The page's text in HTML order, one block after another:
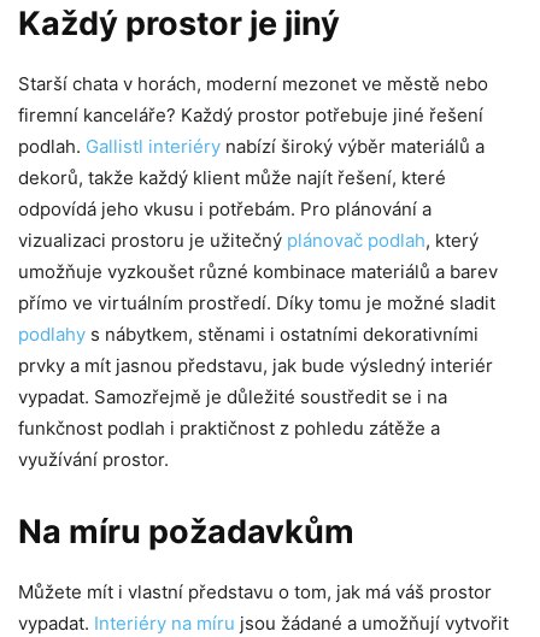
Každý prostor je jiný
Starší chata v horách, moderní mezonet ve městě nebo
firemní kanceláře? Každý prostor potřebuje jiné řešení
podlah. Gallistl interiéry nabízí široký výběr materiálů a
dekorů, takže každý klient může najít řešení, které
odpovídá jeho vkusu i potřebám. Pro plánování a
vizualizaci prostoru je užitečný plánovač podlah, který
umožňuje vyzkoušet různé kombinace materiálů a barev
přímo ve virtuálním prostředí. Díky tomu je možné sladit
podlahy s nábytkem, stěnami i ostatními dekorativními
prvky a mít jasnou představu, jak bude výsledný interiér
vypadat. Samozřejmě je důležité soustředit se i na
funkčnost podlah i praktičnost z pohledu zátěže a
využívání prostor.
Na míru požadavkům
Můžete mít i vlastní představu o tom, jak má váš prostor
vypadat. Interiéry na míru jsou žádané a umožňují vytvořit